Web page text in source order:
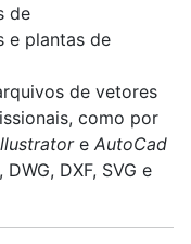
de
e plantas de
de vetores
como por
e AutoCad
DXF, SVG e